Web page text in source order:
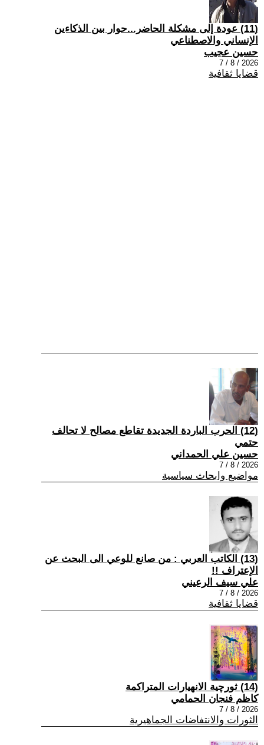
(11) عودة إلى مشكلة الحاضر...حوار بين الذكاءين
الإنساني والاصطناعي
حسين عجيب
2026 / 8 / 7
قضايا ثقافية
(12) الحرب الباردة الجديدة تقاطع مصالح لا تحالف
حتمي
حسين علي الحمداني
2026 / 8 / 7
مواضيع وابحاث سياسية
(13) الكاتب العربي : من صانع للوعي الى البحث عن
الإعتراف !!
علي سيف الرعيني
2026 / 8 / 7
قضايا ثقافية
(14) ثورچية الانهيارات المتراكمة
كاظم فنجان الحمامي
2026 / 8 / 7
الثورات والانتفاضات الجماهيرية